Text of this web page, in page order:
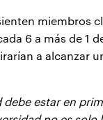
miembros
6 a más de 1
a alcanzar
estar en